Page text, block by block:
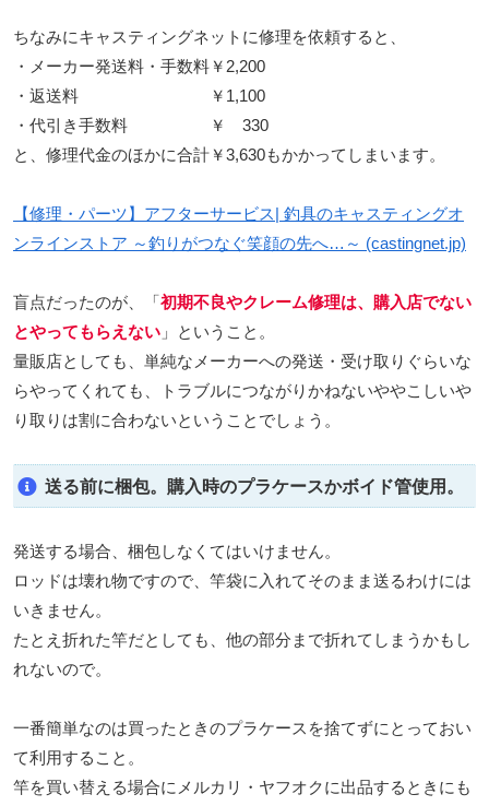
ちなみにキャスティングネットに修理を依頼すると、
・メーカー発送料・手数料￥2,200
・返送料 ￥1,100
・代引き手数料 ￥ 330
と、修理代金のほかに合計￥3,630もかかってしまいます。
【修理・パーツ】アフターサービス| 釣具のキャスティングオ
ンラインストア ～釣りがつなぐ笑顔の先へ…～ (castingnet.jp)
盲点だったのが、「初期不良やクレーム修理は、購入店でない
とやってもらえない 」ということ。
量販店としても、単純なメーカーへの発送・受け取りぐらいな
らやってくれても、トラブルにつながりかねないややこしいや
り取りは割に合わないということでしょう。
送る前に梱包。購入時のプラケースかボイド管使用。
発送する場合、梱包しなくてはいけません。
ロッドは壊れ物ですので、竿袋に入れてそのまま送るわけには
いきません。
たとえ折れた竿だとしても、他の部分まで折れてしまうかもし
れないので。
一番簡単なのは買ったときのプラケースを捨てずにとっておい
て利用すること。
竿を買い替える場合にメルカリ・ヤフオクに出品するときにも